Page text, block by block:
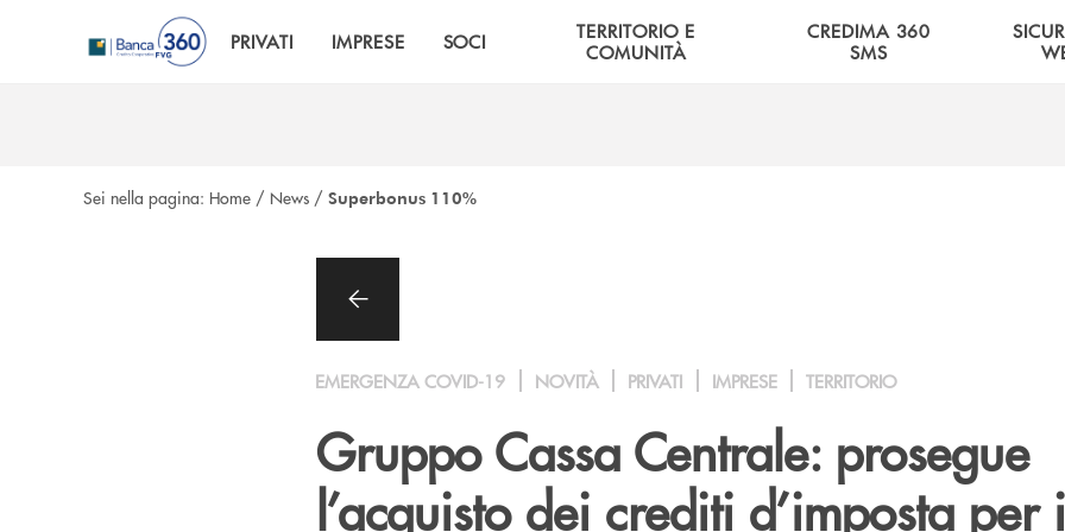
Salta al contenuto principale
PRIVATI IMPRESE SOCI
TERRITORIO E
COMUNITÀ
CREDIMA 360
SMS
Sei nella pagina: Home / News / Superbonus 110%
EMERGENZA COVID-19 NOVITÀ PRIVATI IMPRESE TERRITORIO
Gruppo Cassa Centrale: prosegue
l’acquisto dei crediti d’imposta per